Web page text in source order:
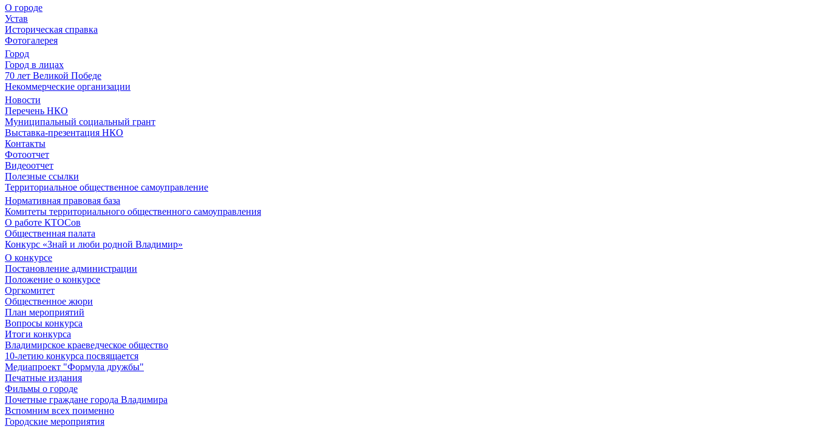
О городе
Устав
Историческая справка
Фотогалерея
Город
Город в лицах
70 лет Великой Победе
Некоммерческие организации
Новости
Перечень НКО
Муниципальный социальный грант
Выставка-презентация НКО
Контакты
Фотоотчет
Видеоотчет
Полезные ссылки
Территориальное общественное самоуправление
Нормативная правовая база
Комитеты территориального общественного самоуправления
О работе КТОСов
Общественная палата
Конкурс «Знай и люби родной Владимир»
О конкурсе
Постановление администрации
Положение о конкурсе
Оргкомитет
Общественное жюри
План мероприятий
Вопросы конкурса
Итоги конкурса
Владимирское краеведческое общество
10-летию конкурса посвящается
Медиапроект "Формула дружбы"
Печатные издания
Фильмы о городе
Почетные граждане города Владимира
Вспомним всех поименно
Городские мероприятия